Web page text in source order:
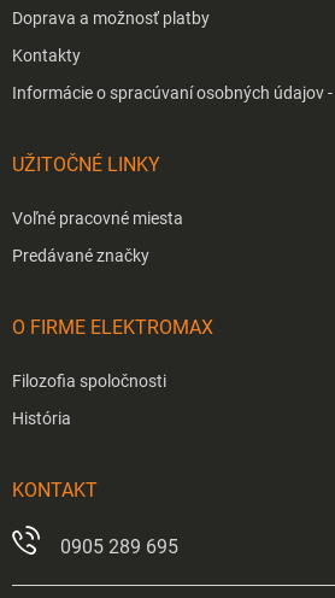
Doprava a možnosť platby
Kontakty
Informácie o spracúvaní osobných údajov -
UŽITOČNÉ LINKY
Voľné pracovné miesta
Predávané značky
O FIRME ELEKTROMAX
Filozofia spoločnosti
História
KONTAKT
0905 289 695